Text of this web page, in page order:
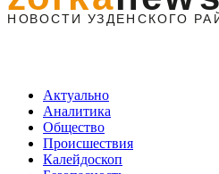
Актуально
Аналитика
Общество
Происшествия
Калейдоскоп